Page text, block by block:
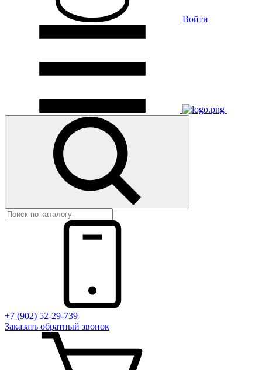
Войти
+7 (902) 52-29-739
Заказать обратный звонок